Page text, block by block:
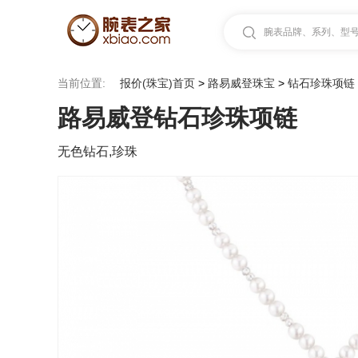
腕表品牌、系列、型
当前位置: 报价(珠宝)首页 > 路易威登珠宝 > 钻石珍珠项链
路易威登钻石珍珠项链
无色钻石,珍珠